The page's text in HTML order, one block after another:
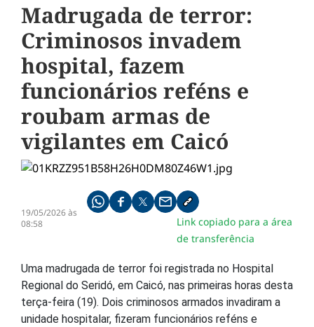
Madrugada de terror:
Criminosos invadem
hospital, fazem
funcionários reféns e
roubam armas de
vigilantes em Caicó
19/05/2026 às
08:58
Compartilhe pelo whatsapp
Compartilhar no facebook
Compartilhar no twitter
Compartilhe pelo email
Copiar link da notícia
Link copiado para a área
de transferência
Uma madrugada de terror foi registrada no Hospital
Regional do Seridó, em Caicó, nas primeiras horas desta
terça-feira (19). Dois criminosos armados invadiram a
unidade hospitalar, fizeram funcionários reféns e